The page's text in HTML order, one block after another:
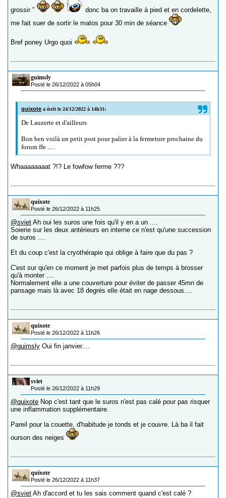
grossir "
donc ba on travaille à pied et en cordelette,
me fait suer de sortir le matos pour 30 min de séance
Bref poney Urgo quoi
guimsly
Posté le 26/12/2022 à 05h04
quixote a écrit le 24/12/2022 à 14h31:
De Lauzerte et d'ailleurs
Bon ben voilà un petit post pour palier à la fermeture prochaine du
forum ffe .....
Whaaaaaaaat ?!? Le fowfow ferme ???
quixote
Posté le 26/12/2022 à 11h25
@sviet Ah oui les suros une fois qu'il y en a un ....
Soierie sur les deux antérieurs en interne ce n'est qu'une succession
de suros ....
Et du coup c'est la cryothérapie qui oblige à faire que du pas ?
C'est sur qu'en ce moment je met parfois plus de temps à brosser
qu'à monter ....
Normalement elle a une couverture pour éviter de passer 45mn de
pansage mais là avec 18 degrés elle était en nage dessous....
quixote
Posté le 26/12/2022 à 11h26
@guimsly Oui fin janvier....
sviet
Posté le 26/12/2022 à 11h29
@quixote Nop c'est tant que le suros n'est pas calé pour pas risquer
une inflammation supplémentaire.
Pareil pour la couette, d'habitude je tonds et je couvre. Là ba il fait
ourson des neiges
quixote
Posté le 26/12/2022 à 11h37
@sviet Ah d'accord et tu les sais comment quand c'est calé ?